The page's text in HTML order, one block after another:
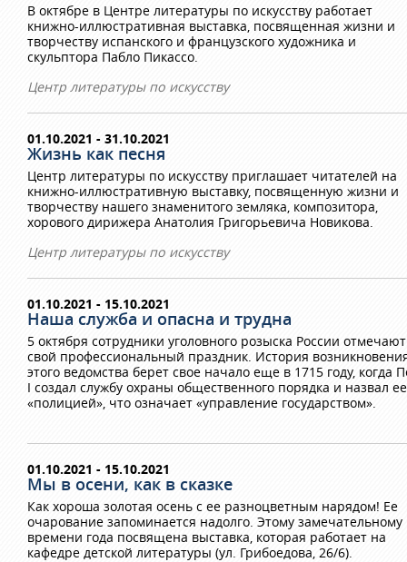
В октябре в Центре литературы по искусству работает
книжно-иллюстративная выставка, посвященная жизни и
творчеству испанского и французского художника и
скульптора Пабло Пикассо.
Центр литературы по искусству
01.10.2021 - 31.10.2021
Жизнь как песня
Центр литературы по искусству приглашает читателей на
книжно-иллюстративную выставку, посвященную жизни и
творчеству нашего знаменитого земляка, композитора,
хорового дирижера Анатолия Григорьевича Новикова.
Центр литературы по искусству
01.10.2021 - 15.10.2021
Наша служба и опасна и трудна
5 октября сотрудники уголовного розыска России отмечают
свой профессиональный праздник. История
этого ведомства берет свое начало еще в 1715 году, когда
I создал службу охраны общественного порядка и назвал ее
«полицией», что означает «управление государством».
01.10.2021 - 15.10.2021
Мы в осени, как в сказке
Как хороша золотая осень с ее разноцветным нарядом! Ее
очарование запоминается надолго. Этому замечательному
времени года посвящена выставка, которая работает на
кафедре детской литературы (ул. Грибоедова, 26/6).